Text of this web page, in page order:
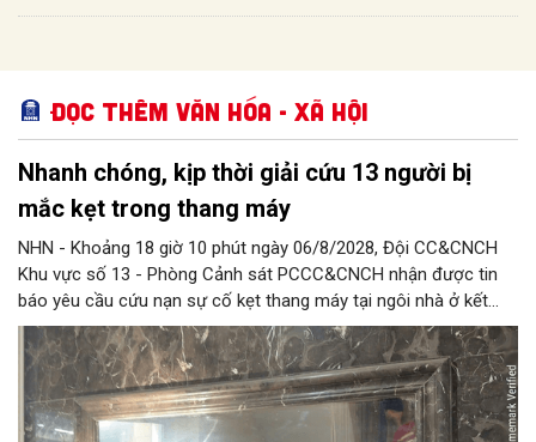
Đọc thêm Văn hóa - Xã hội
Nhanh chóng, kịp thời giải cứu 13 người bị
mắc kẹt trong thang máy
NHN - Khoảng 18 giờ 10 phút ngày 06/8/2028, Đội CC&CNCH
Khu vực số 13 - Phòng Cảnh sát PCCC&CNCH nhận được tin
báo yêu cầu cứu nạn sự cố kẹt thang máy tại ngôi nhà ở kết
hợp kinh doanh tại địa chỉ số 1C Định Công Thượng, phường
Định Công khiến 13 người (trong đó có 8 cháu nhỏ) bị mắc kẹt.